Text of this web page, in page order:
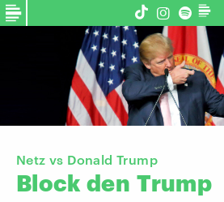
Netz vs Donald Trump
Block den Trump